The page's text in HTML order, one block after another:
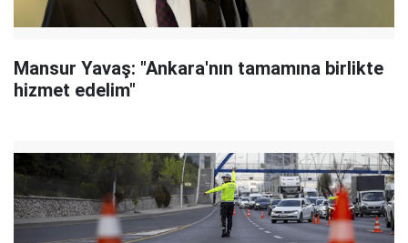
Mansur Yavaş: "Ankara'nın tamamına birlikte
hizmet edelim"